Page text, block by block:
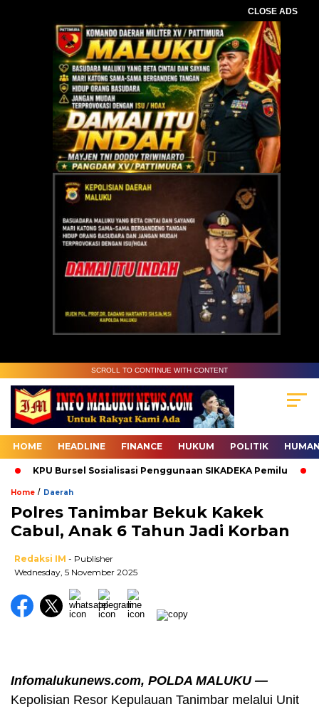
CLOSE ADS
SCROLL TO CONTINUE WITH CONTENT
HOME HEADLINE FINANCE HUKUM POLITIK
KPU Bursel Sosialisasi Penggunaan SIKADEKA Pemilu
Home / Daerah
Polres Tanimbar Bekuk Kakek
Cabul, Anak 6 Tahun Jadi Korban
Redaksi IM - Publisher
Wednesday, 5 November 2025
Infomalukunews.com, POLDA MALUKU —
Kepolisian Resor Kepulauan Tanimbar melalui Unit